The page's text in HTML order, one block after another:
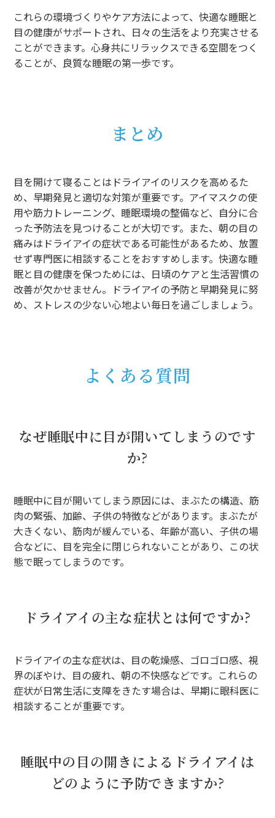
これらの環境づくりやケア方法によって、快適な睡眠と
目の健康がサポートされ、日々の生活をより充実させる
ことができます。心身共にリラックスできる空間をつく
ることが、良質な睡眠の第一歩です。
まとめ
目を開けて寝ることはドライアイのリスクを高めるた
め、早期発見と適切な対策が重要です。アイマスクの使
用や筋力トレーニング、睡眠環境の整備など、自分に合
った予防法を見つけることが大切です。また、朝の目の
痛みはドライアイの症状である可能性があるため、放置
せず専門医に相談することをおすすめします。快適な睡
眠と目の健康を保つためには、日頃のケアと生活習慣の
改善が欠かせません。ドライアイの予防と早期発見に努
め、ストレスの少ない心地よい毎日を過ごしましょう。
よくある質問
なぜ睡眠中に目が開いてしまうのです
か?
睡眠中に目が開いてしまう原因には、まぶたの構造、筋
肉の緊張、加齢、子供の特徴などがあります。まぶたが
大きくない、筋肉が緩んでいる、年齢が高い、子供の場
合などに、目を完全に閉じられないことがあり、この状
態で眠ってしまうのです。
ドライアイの主な症状とは何ですか?
ドライアイの主な症状は、目の乾燥感、ゴロゴロ感、視
界のぼやけ、目の疲れ、朝の不快感などです。これらの
症状が日常生活に支障をきたす場合は、早期に眼科医に
相談することが重要です。
睡眠中の目の開きによるドライアイは
どのように予防できますか?